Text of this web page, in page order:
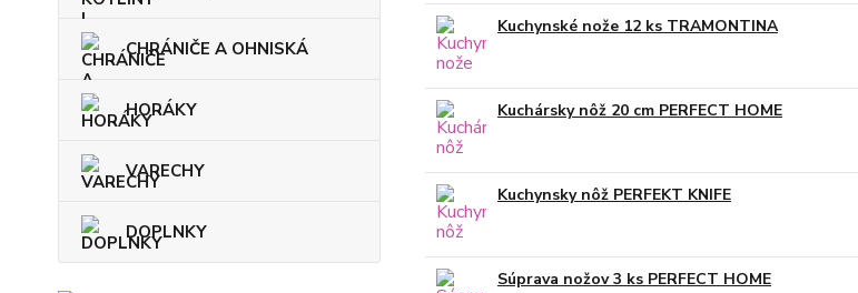
CHRÁNIČE A OHNISKÁ
HORÁKY
VARECHY
DOPLNKY
Kuchynské nože 12 ks TRAMONTINA
Kuchársky nôž 20 cm PERFECT HOME
Kuchynsky nôž PERFEKT KNIFE
Súprava nožov 3 ks PERFECT HOME